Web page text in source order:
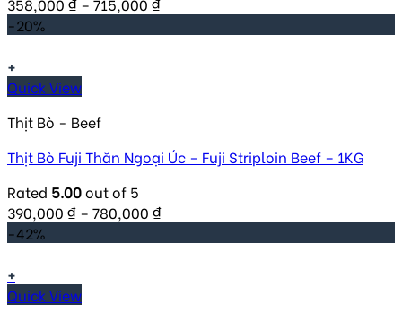
-20%
+
Quick View
Thịt Bò - Beef
Thịt Bò Fuji Thăn Ngoại Úc – Fuji Striploin Beef – 1KG
Rated 5.00out of 5
390,000 ₫ – 780,000 ₫
-42%
+
Quick View